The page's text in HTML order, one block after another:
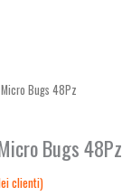
Bugs 48Pz
Bugs 48Pz
clienti)